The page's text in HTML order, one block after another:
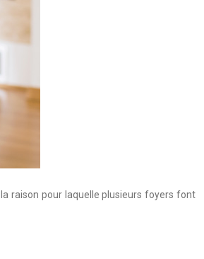
raison pour laquelle plusieurs foyers font